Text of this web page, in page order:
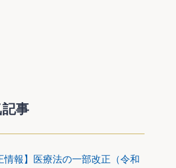
事
情報】医療法の一部改正（令和